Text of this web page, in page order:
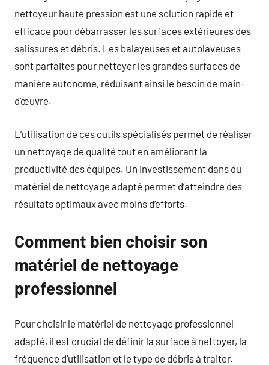
nettoyeur haute pression est une solution rapide et
efficace pour débarrasser les surfaces extérieures des
salissures et débris. Les balayeuses et autolaveuses
sont parfaites pour nettoyer les grandes surfaces de
manière autonome, réduisant ainsi le besoin de main-
d’œuvre.
L’utilisation de ces outils spécialisés permet de réaliser
un nettoyage de qualité tout en améliorant la
productivité des équipes. Un investissement dans du
matériel de nettoyage adapté permet d’atteindre des
résultats optimaux avec moins d’efforts.
Comment bien choisir son
matériel de nettoyage
professionnel
Pour choisir le matériel de nettoyage professionnel
adapté, il est crucial de définir la surface à nettoyer, la
fréquence d’utilisation et le type de débris à traiter.